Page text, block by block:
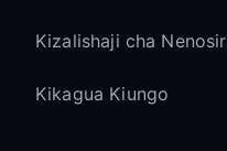
Kizalishaji cha
Kikagua Kiungo